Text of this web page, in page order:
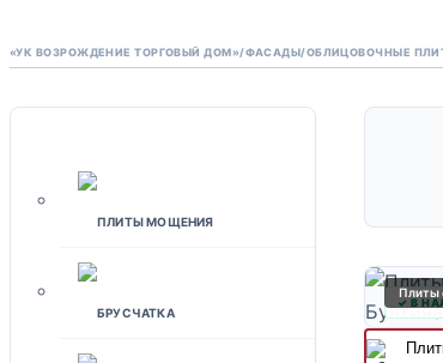
«УК ВОЗРОЖДЕНИЕ ТОРГОВЫЙ ДОМ»/ФАСАДЫ/ОБЛИЦОВОЧНЫЕ
ПЛИТЫ МОЩЕНИЯ
БРУСЧАТКА
✓ В
Плиты